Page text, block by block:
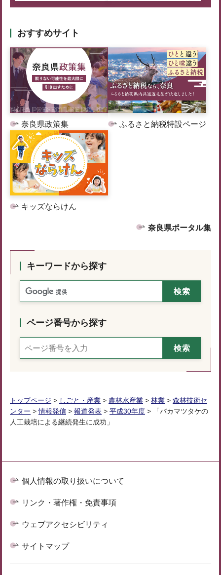
おすすめサイト
奈良県政策集 ふるさと納税特設ページ
キッズならけん
奈良県ポータル集
キーワードから探す
ページ番号から探す
トップページ > しごと・産業 > 農林水産業 > 林業 > 森林技術セ
ンター >情報発信 > 報道発表 > 平成30年度 > 「バカマツタケの
人工栽培による継続発生に成功」
個人情報の取り扱いについて
リンク・著作権・免責事項
ウェブアクセシビリティ
サイトマップ